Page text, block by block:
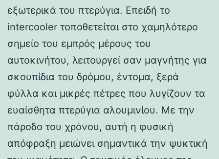
εξωτερικά του πτερύγια. Επειδή το
intercooler τοποθετείται στο χαμηλότερο
σημείο του εμπρός μέρους του
αυτοκινήτου, λειτουργεί σαν μαγνήτης για
σκουπίδια του δρόμου, έντομα, ξερά
φύλλα και μικρές πέτρες που λυγίζουν τα
ευαίσθητα πτερύγια αλουμινίου. Με την
πάροδο του χρόνου, αυτή η φυσική
απόφραξη μειώνει σημαντικά την ψυκτική